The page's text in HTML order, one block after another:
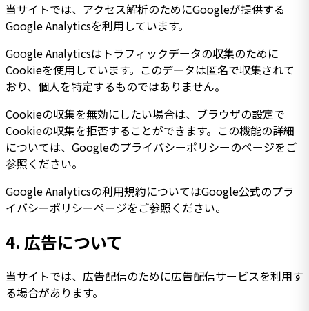
当サイトでは、アクセス解析のためにGoogleが提供する
Google Analyticsを利用しています。
Google Analyticsはトラフィックデータの収集のために
Cookieを使用しています。このデータは匿名で収集されて
おり、個人を特定するものではありません。
Cookieの収集を無効にしたい場合は、ブラウザの設定で
Cookieの収集を拒否することができます。この機能の詳細
については、Googleのプライバシーポリシーのページをご
参照ください。
Google Analyticsの利用規約についてはGoogle公式のプラ
イバシーポリシーページをご参照ください。
4. 広告について
当サイトでは、広告配信のために広告配信サービスを利用す
る場合があります。